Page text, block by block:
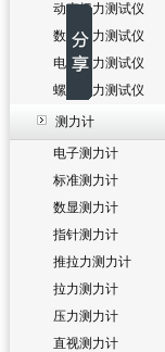
动态扭力测试仪
数显扭力测试仪
电批扭力测试仪
螺丝扭力测试仪
测力计
电子测力计
标准测力计
数显测力计
指针测力计
推拉力测力计
拉力测力计
压力测力计
直视测力计